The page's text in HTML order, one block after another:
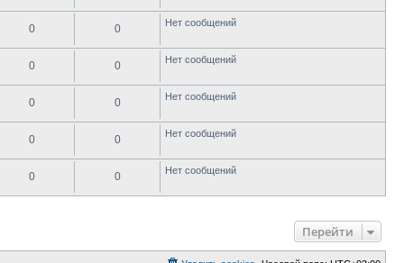
0 0 Нет сообщений
0 0 Нет сообщений
0 0 Нет сообщений
0 0 Нет сообщений
0 0 Нет сообщений
Перейти